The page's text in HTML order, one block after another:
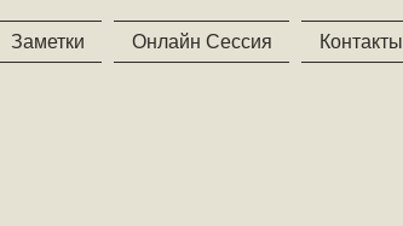
Заметки Онлайн Сессия Контакты